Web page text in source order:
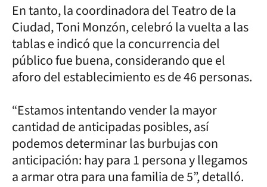
En tanto, la coordinadora del Teatro de la
Ciudad, Toni Monzón, celebró la vuelta a las
tablas e indicó que la concurrencia del
público fue buena, considerando que el
aforo del establecimiento es de 46 personas.
“Estamos intentando vender la mayor
cantidad de anticipadas posibles, así
podemos determinar las burbujas con
anticipación: hay para 1 persona y llegamos
a armar otra para una familia de 5”, detalló.